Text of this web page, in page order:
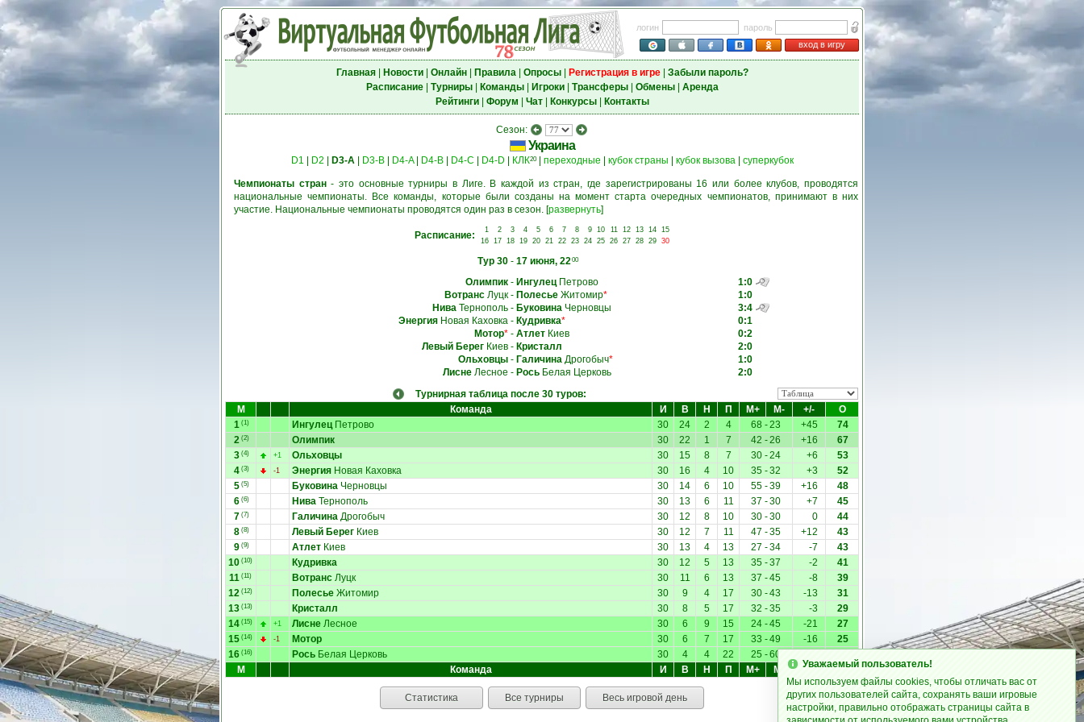
логин
пароль
вход в игру
Главная| Новости| Онлайн| Правила| Опросы| Регистрация в игре| Забыли пароль?
Расписание| Турниры| Команды| Игроки| Трансферы| Обмены| Аренда
Рейтинги| Форум Чат| Конкурсы| Контакты
Сезон:
Украина
D1 D2 D3-A| D3-B| D4-A| D4-B| D4-C D4-D КЛК20| переходные кубок страны кубок вызова| суперкубок
Чемпионаты стран- это основные турниры в Лиге. В каждой из стран, где зарегистрированы 16 или более клубов, проводятся
национальные чемпионаты. Все команды, которые были созданы на момент старта очередных чемпионатов, принимают в них
участие. Национальные чемпионаты проводятся один раз в сезон. [развернуть]
Расписание: 1 2 3 4 5 6 7 8 9 10 11 12 13 14
15
16
17 18 19 20 21 22 23 24 25 26 27 28 29 30
Тур 30- 17 июня, 2200
Олимпик- ИнгулецПетрово
1:0
ВотрансЛуцк- ПолесьеЖитомир*
1:0
НиваТернополь- БуковинаЧерновцы
3:4
ЭнергияНовая Каховка- Кудривка*
0:1
Мотор*- АтлетКиев
0:2
Левый БерегКиев- Кристалл
2:0
Ольховцы- ГаличинаДрогобыч*
1:0
ЛиснеЛесное - РосьБелая Церковь
2:0
Турнирная таблица после 30 туров:
М
Команда И В Н П М+ М- +/-
О
1 (1) ИнгулецПетрово 30 24 2 4 68 -23 +45
74
2 (2) Олимпик 30 22 1 7 42 -26 +16
67
3 (4) +1 Ольховцы 30 15 8 7 30 -24 +6
53
4 (3) -1 Энергия Новая Каховка 30 16 4 10 35 -32 +3
52
5 (5) Буковина Черновцы 30 14 6 10 55 -39 +16
48
6 (6) Нива Тернополь 30 13 6 11 37 -30 +7
45
7 (7) Галичина Дрогобыч 30 12 8 10 30 -30 0
44
8 (8) Левый Берег Киев 30 12 7 11 47 -35 +12
43
9 (9) Атлет Киев 30 13 4 13 27 -34 -7
43
10 (10) Кудривка 30 12 5 13 35 -37 -2
41
11 (11) Вотранс Луцк 30 11 6 13 37 -45 -8
39
12 (12) Полесье Житомир 30 9 4 17 30 -43 -13
31
13 (13) Кристалл 30 8 5 17 32 -35 -3
29
14 (15) +1 Лисне Лесное 30 6 9 15 24 -45 -21
27
15 (14) -1 Мотор 30 6 7 17 33 -49 -16
25
16 (16) Рось Белая Церковь 30 4 4 22 25 -60
М
Команда И В Н П М+ М- +/- О
Статистика Все турниры Весь игровой день
Уважаемый пользователь!
Мы используем файлы cookies, чтобы отличать вас от
других пользователей сайта, сохранять ваши игровые
настройки, правильно отображать страницы сайта в